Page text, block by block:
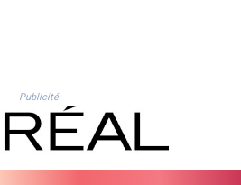
MVR 17.849421
Publicité